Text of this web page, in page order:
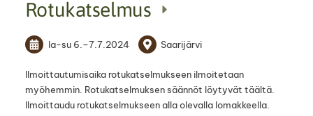
Rotukatselmus
la-su 6. –7.7.2024 Saarijärvi
Ilmoittautumisaika rotukatselmukseen ilmoitetaan
myöhemmin. Rotukatselmuksen säännöt löytyvät täältä.
Ilmoittaudu rotukatselmukseen alla olevalla lomakkeella.